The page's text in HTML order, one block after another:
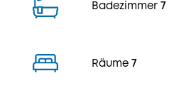
Badezimmer 7
Räume 7